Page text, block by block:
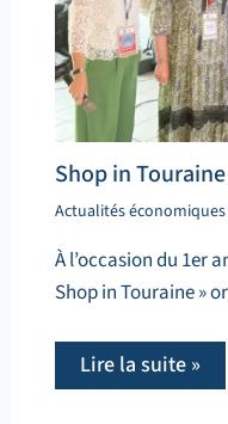
Shop in
Actualités économiques
À l’occasion du 1er
Shop in Touraine »
Lire la suite »